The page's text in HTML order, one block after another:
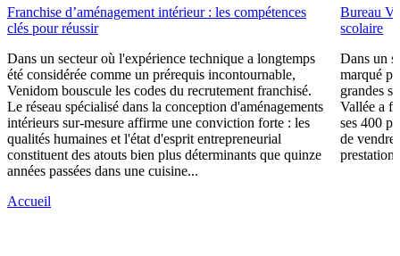
Franchise d’aménagement intérieur : les compétences
clés pour réussir
Dans un secteur où l'expérience technique a longtemps
été considérée comme un prérequis incontournable,
Venidom bouscule les codes du recrutement franchisé.
Le réseau spécialisé dans la conception d'aménagements
intérieurs sur-mesure affirme une conviction forte : les
qualités humaines et l'état d'esprit entrepreneurial
constituent des atouts bien plus déterminants que quinze
années passées dans une cuisine...
Bureau
scolaire
Dans un
marqué
grandes
Vallée a
ses 400
de vendre
Accueil